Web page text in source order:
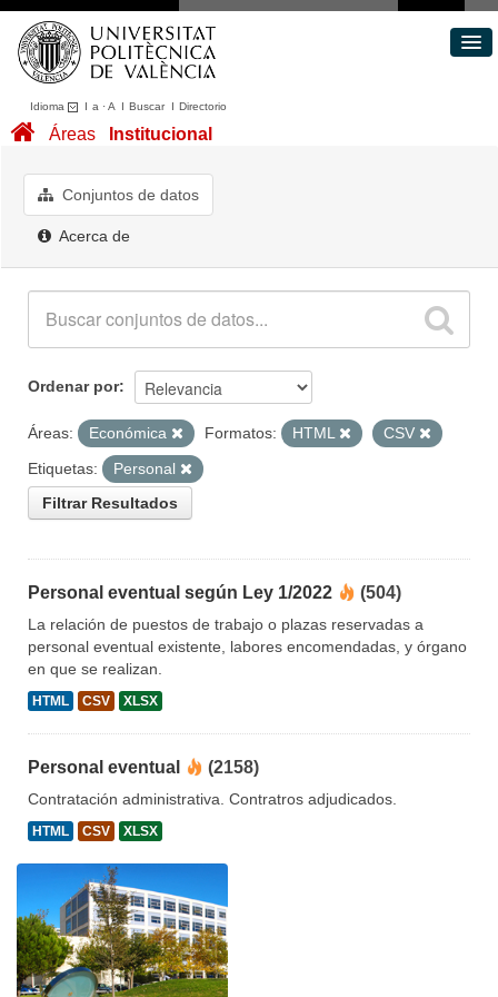
Idioma I a ·A I BuscarI Directorio
Conjuntos de datos
Acerca de
Áreas Institucional
Conjuntos de datos
Acerca de
Ordenar por
Áreas: Económica Formatos: HTML
CSV
Etiquetas:
Personal
Filtrar Resultados
Personal eventual según Ley 1/2022 (504)
La relación de puestos de trabajo o plazas reservadas a
personal eventual existente, labores encomendadas, y órgano
en que se realizan.
HTML CSV XLSX
Personal eventual (2158)
Contratación administrativa. Contratros adjudicados.
HTML CSV XLSX